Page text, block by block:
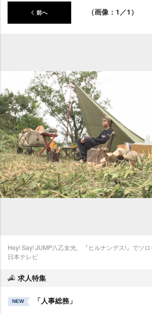
前へ （画像：1／1）
Hey! Say! JUMP八乙女光、『ヒルナンデス!』でソ
日本テレビ
求人特集
NEW 「人事総務」